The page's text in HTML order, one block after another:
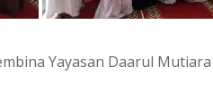
Yayasan Daarul